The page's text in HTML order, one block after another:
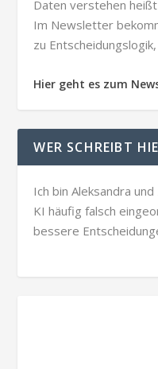
Daten verstehen
Im Newsletter
zu
Hier geht es zum
WER SCHREIBT
Ich bin Aleksandra
KI häufig falsch
bessere